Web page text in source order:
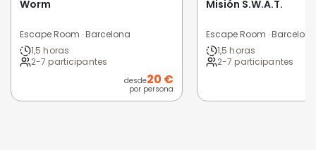
Worm
Escape Room · Barcelona
1,5 horas
2-7 participantes
desde20 €
por persona
Misión S.W.A.T.
Escape Room · Barcelona
1,5 horas
2-7 participantes